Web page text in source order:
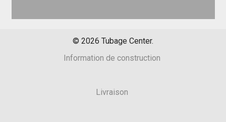
© 2026 Tubage Center.
Information de construction
Livraison